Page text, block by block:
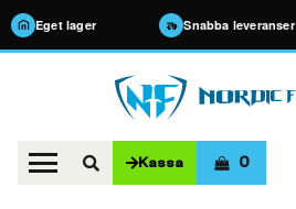
Eget lager Snabba leveranser
Kassa 0